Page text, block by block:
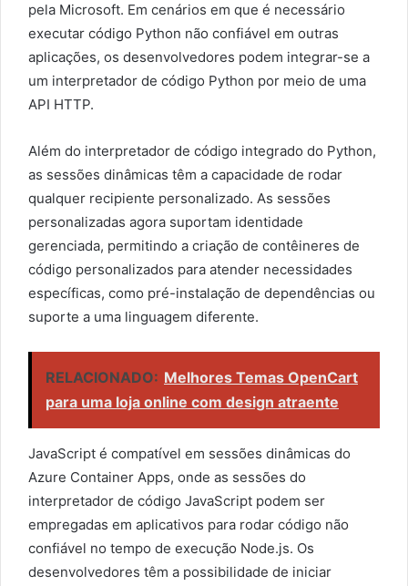
pela Microsoft. Em cenários em que é necessário
executar código Python não confiável em outras
aplicações, os desenvolvedores podem integrar-se a
um interpretador de código Python por meio de uma
API HTTP.
Além do interpretador de código integrado do Python,
as sessões dinâmicas têm a capacidade de rodar
qualquer recipiente personalizado. As sessões
personalizadas agora suportam identidade
gerenciada, permitindo a criação de contêineres de
código personalizados para atender necessidades
específicas, como pré-instalação de dependências ou
suporte a uma linguagem diferente.
RELACIONADO: Melhores Temas OpenCart
para uma loja online com design atraente
JavaScript é compatível em sessões dinâmicas do
Azure Container Apps, onde as sessões do
interpretador de código JavaScript podem ser
empregadas em aplicativos para rodar código não
confiável no tempo de execução Node.js. Os
desenvolvedores têm a possibilidade de iniciar